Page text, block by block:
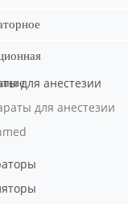
для анестезии
для анестезии